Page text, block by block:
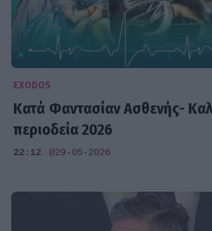
EXODOS
Κατά Φαντασίαν Ασθενής-
περιοδεία 2026
22:12 @29-05-2026